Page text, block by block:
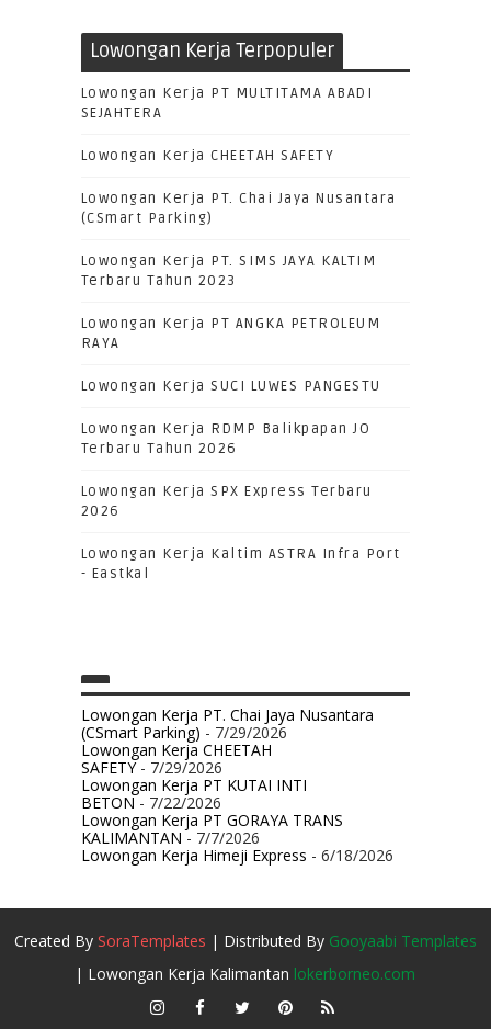
Lowongan Kerja Terpopuler
Lowongan Kerja PT MULTITAMA ABADI
SEJAHTERA
Lowongan Kerja CHEETAH SAFETY
Lowongan Kerja PT. Chai Jaya Nusantara
(CSmart Parking)
Lowongan Kerja PT. SIMS JAYA KALTIM
Terbaru Tahun 2023
Lowongan Kerja PT ANGKA PETROLEUM
RAYA
Lowongan Kerja SUCI LUWES PANGESTU
Lowongan Kerja RDMP Balikpapan JO
Terbaru Tahun 2026
Lowongan Kerja SPX Express Terbaru
2026
Lowongan Kerja Kaltim ASTRA Infra Port
- Eastkal
Lowongan Kerja PT. Chai Jaya Nusantara
(CSmart Parking) - 7/29/2026
Lowongan Kerja CHEETAH
SAFETY- 7/29/2026
Lowongan Kerja PT KUTAI INTI
BETON- 7/22/2026
Lowongan Kerja PT GORAYA TRANS
KALIMANTAN- 7/7/2026
Lowongan Kerja Himeji Express - 6/18/2026
Created By SoraTemplates | Distributed By Gooyaabi Templates
| Lowongan Kerja Kalimantan lokerborneo.com